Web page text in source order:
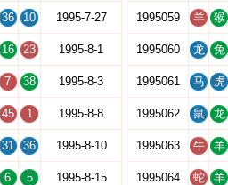
36 10 1995-7-27
16 23 1995-8-1
7 38 1995-8-3
45 1 1995-8-8
31 36 1995-8-10
6 5 1995-8-15
1995059 羊 猴
1995060 龙 兔
1995061 马 虎
1995062 鼠 龙
1995063 牛 羊
1995064 蛇 羊